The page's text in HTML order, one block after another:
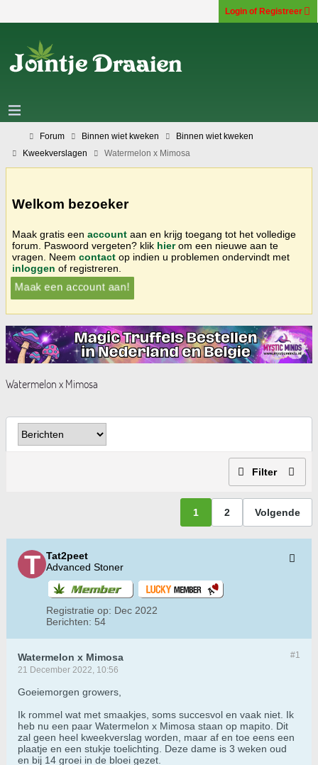
Login of Registreer
Forum Binnen wiet kweken
Binnen wiet kweken
Kweekverslagen
Watermelon x Mimosa
Welkom bezoeker
Maak gratis een account aan en krijg toegang tot het volledige
forum. Paswoord vergeten? klik hierom een nieuwe aan te
vragen. Neem contact op indien u problemen ondervindt met
inloggen of registreren.
Maak een account aan!
Watermelon x Mimosa
Filter
1 2 Volgende
Tat2peet
Advanced Stoner
Registratie op: Dec 2022
Berichten: 54
#1
Watermelon x Mimosa
21 December 2022, 10:56
Goeiemorgen growers,
Ik rommel wat met smaakjes, soms succesvol en vaak niet. Ik
heb nu een paar Watermelon x Mimosa staan op mapito. Dit
zal geen heel kweekverslag worden, maar af en toe eens een
plaatje en een stukje toelichting. Deze dame is 3 weken oud
en bij 14 groei in de bloei gezet.